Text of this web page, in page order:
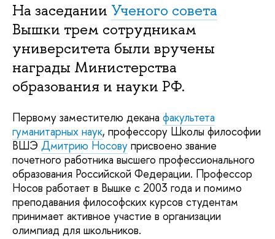
На заседании Ученого совета
Вышки трем сотрудникам
университета были вручены
награды Министерства
образования и науки РФ.
Первому заместителю декана факультета
гуманитарных наук, профессору Школы философии
ВШЭ Дмитрию Носову присвоено звание
почетного работника высшего профессионального
образования Российской Федерации. Профессор
Носов работает в Вышке с 2003 года и помимо
преподавания философских курсов студентам
принимает активное участие в организации
олимпиад для школьников.